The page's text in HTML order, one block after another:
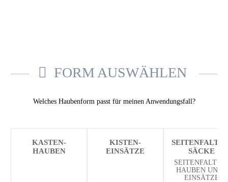
FORM AUSWÄHLEN
Welches Haubenform passt für meinen Anwendungsfall?
KASTEN­
HAUBEN
KISTEN­
EINSÄTZE
SÄCKE
HAUBEN UND -
EINSÄTZE